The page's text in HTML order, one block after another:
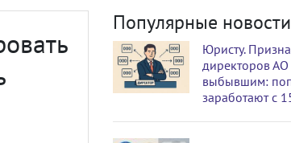
Популярные новости
Юристу.
директоров
выбывшим:
заработают с